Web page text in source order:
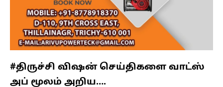
#திருச்சி விஷன் செய்திகளை வாட்ஸ்
அப் மூலம் அறிய….